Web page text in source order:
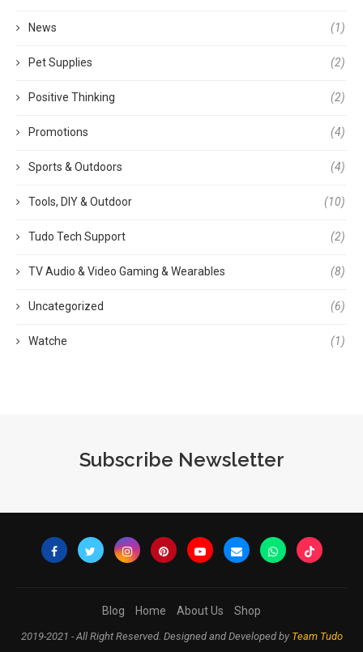
News (1)
Pet Supplies (2)
Positive Thinking (2)
Promotions (4)
Sports & Outdoors (4)
Tools, DIY & Outdoor (10)
Tudo Tech Support (2)
TV Audio & Video Gaming & Wearables (8)
Uncategorized (6)
Watche (1)
Subscribe Newsletter
Blog Home About Us Shop
2019-2021 - All Right Reserved. Designed and Developed by Team Tudo